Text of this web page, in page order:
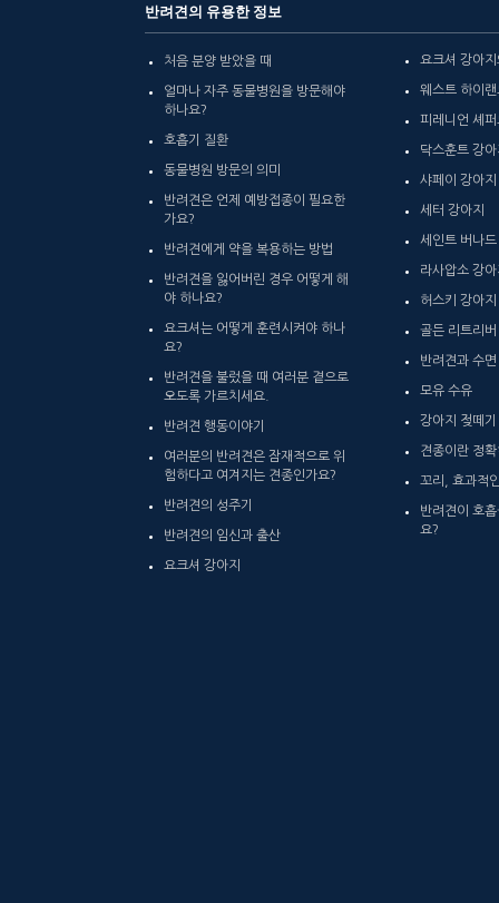
반려견의 유용한 정보
처음 분양 받았을 때
얼마나 자주 동물병원을 방문해야
하나요?
호흡기 질환
동물병원 방문의 의미
반려견은 언제 예방접종이 필요한
가요?
반려견에게 약을 복용하는 방법
반려견을 잃어버린 경우 어떻게 해
야 하나요?
요크셔는 어떻게 훈련시켜야 하나
요?
반려견을 불렀을 때 여러분 곁으로
오도록 가르치세요.
반려견 행동이야기
여러분의 반려견은 잠재적으로 위
험하다고 여겨지는 견종인가요?
반려견의 성주기
반려견의 임신과 출산
요크셔 강아지
요크셔 강아
웨스트 하이
피레니언 셰
닥스훈트 강아
샤페이 강아지
세터 강아지
세인트 버나
라사압소 강아
허스키 강아지
골든 리트리
반려견과 수면
모유 수유
강아지 젖떼기
견종이란 정
꼬리, 효과적
반려견이 호
요?